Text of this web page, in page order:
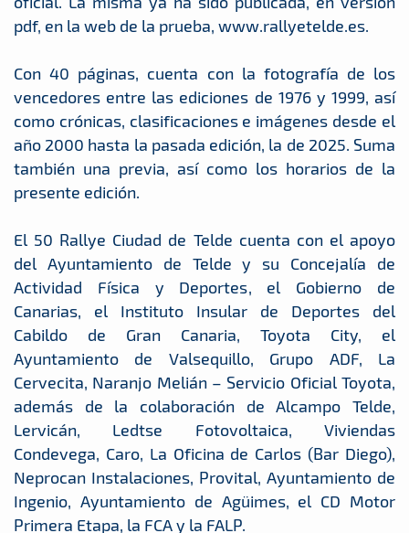
pdf, en la web de la prueba, www.rallyetelde.es.
Con 40 páginas, cuenta con la fotografía de los
vencedores entre las ediciones de 1976 y 1999, así
como crónicas, clasificaciones e imágenes desde el
año 2000 hasta la pasada edición, la de 2025. Suma
también una previa, así como los horarios de la
presente edición.
El 50 Rallye Ciudad de Telde cuenta con el apoyo
del Ayuntamiento de Telde y su Concejalía de
Actividad Física y Deportes, el Gobierno de
Canarias, el Instituto Insular de Deportes del
Cabildo de Gran Canaria, Toyota City, el
Ayuntamiento de Valsequillo, Grupo ADF, La
Cervecita, Naranjo Melián – Servicio Oficial Toyota,
además de la colaboración de Alcampo Telde,
Lervicán, Ledtse Fotovoltaica, Viviendas
Condevega, Caro, La Oficina de Carlos (Bar Diego),
Neprocan Instalaciones, Provital, Ayuntamiento de
Ingenio, Ayuntamiento de Agüimes, el CD Motor
Primera Etapa, la FCA y la FALP.